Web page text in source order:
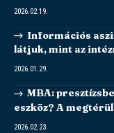
2026.02.19.
Információs
látjuk, mint az
2026.01.29.
MBA:
eszköz? A
2026.02.23.